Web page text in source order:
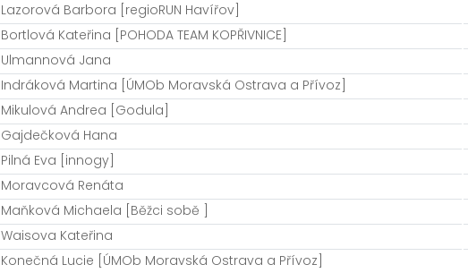
Lazorová Barbora [regioRUN Havířov]
Bortlová Kateřina [POHODA TEAM KOPŘIVNICE]
Ulmannová Jana
Indráková Martina [ÚMOb Moravská Ostrava a Přívoz]
Mikulová Andrea [Godula]
Gajdečková Hana
Pilná Eva [innogy]
Moravcová Renáta
Maňková Michaela [Běžci sobě ]
Waisova Kateřina
Konečná Lucie [ÚMOb Moravská Ostrava a Přívoz]